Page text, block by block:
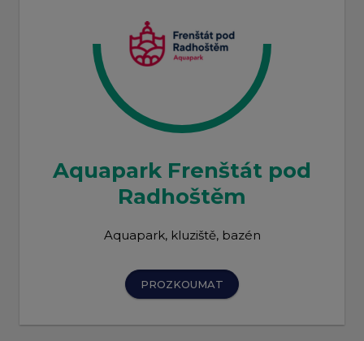
Aquapark Frenštát pod
Radhoštěm
Aquapark, kluziště, bazén
PROZKOUMAT